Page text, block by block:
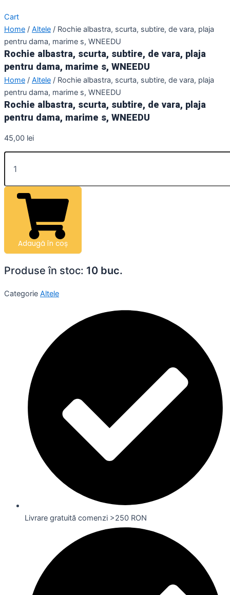
Cart
Home / Altele / Rochie albastra, scurta, subtire, de vara, plaja
pentru dama, marime s, WNEEDU
Rochie albastra, scurta, subtire, de vara, plaja
pentru dama, marime s, WNEEDU
Home / Altele / Rochie albastra, scurta, subtire, de vara, plaja
pentru dama, marime s, WNEEDU
Rochie albastra, scurta, subtire, de vara, plaja
pentru dama, marime s, WNEEDU
45,00 lei
Adaugă în coș
Produse în stoc: 10 buc.
Categorie Altele
Livrare gratuită comenzi >250 RON